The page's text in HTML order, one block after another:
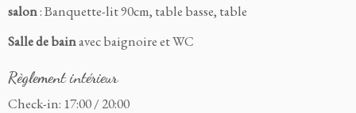
salon: Banquette-lit 90cm, table basse, table
Salle de bainavec baignoire et WC
Règlement intérieur
Check-in: 17:00 / 20:00